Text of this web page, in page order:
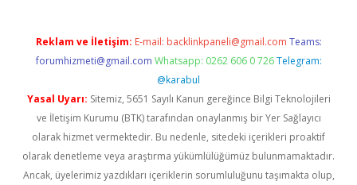
Reklam ve İletişim: E-mail: backlinkpaneli@gmail.com Teams:
forumhizmeti@gmail.com Whatsapp: 0262 606 0 726 Telegram:
@karabul
Yasal Uyarı: Sitemiz, 5651 Sayılı Kanun gereğince Bilgi Teknolojileri
ve İletişim Kurumu (BTK) tarafından onaylanmış bir Yer Sağlayıcı
olarak hizmet vermektedir. Bu nedenle, sitedeki içerikleri proaktif
olarak denetleme veya araştırma yükümlülüğümüz bulunmamaktadır.
Ancak, üyelerimiz yazdıkları içeriklerin sorumluluğunu taşımakta olup,